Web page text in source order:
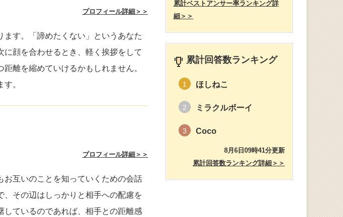
プロフィール詳細＞＞
す。「諦めたくない」というあなた
顔を合わせるとき、軽く挨拶をして
離を縮めていけるかもしれません。
。
プロフィール詳細＞＞
お互いのことを知っていくための会話
その辺はしっかりと相手への配慮を
ているのであれば、相手との距離感
累計ベストアンサー率ランキング詳
細＞＞
累計回答数ランキング
1 ほしねこ
2 ミラクルボーイ
3 Coco
8月6日09時41分更新
累計回答数ランキング詳細＞＞